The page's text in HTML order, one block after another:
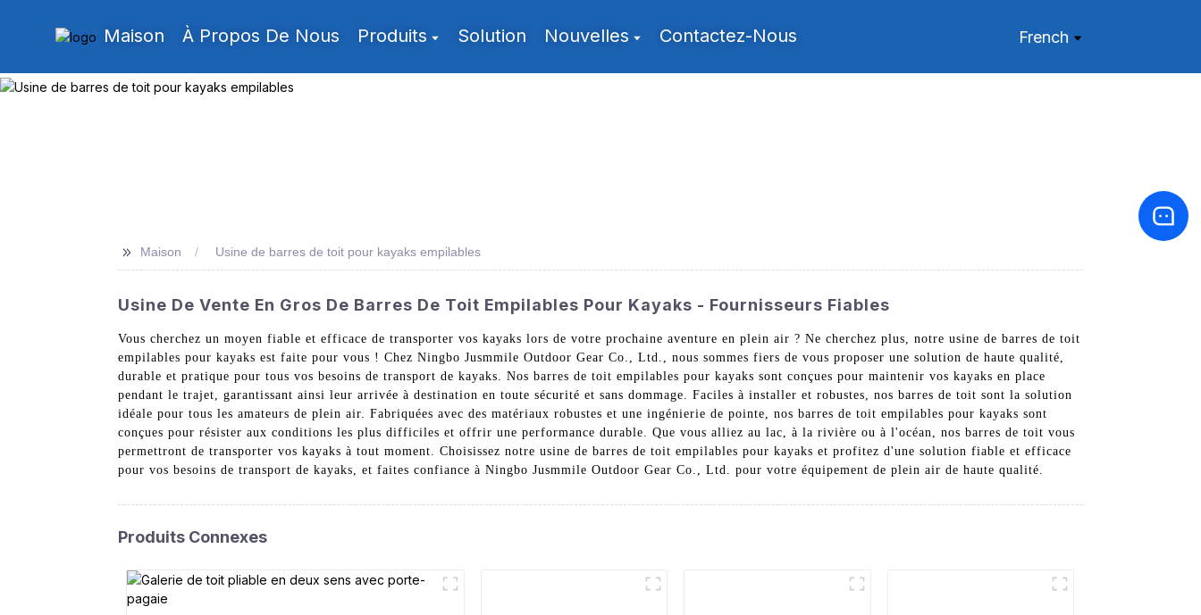
Maison À Propos De Nous Produits Solution Nouvelles Contactez-Nous French
>> Maison Usine de barres de toit pour kayaks empilables
Usine De Vente En Gros De Barres De Toit Empilables Pour Kayaks - Fournisseurs Fiables
Vous cherchez un moyen fiable et efficace de transporter vos kayaks lors de votre prochaine aventure en plein air ? Ne cherchez plus, notre usine de barres de toit
empilables pour kayaks est faite pour vous ! Chez Ningbo Jusmmile Outdoor Gear Co., Ltd., nous sommes fiers de vous proposer une solution de haute qualité,
durable et pratique pour tous vos besoins de transport de kayaks. Nos barres de toit empilables pour kayaks sont conçues pour maintenir vos kayaks en place
pendant le trajet, garantissant ainsi leur arrivée à destination en toute sécurité et sans dommage. Faciles à installer et robustes, nos barres de toit sont la solution
idéale pour tous les amateurs de plein air. Fabriquées avec des matériaux robustes et une ingénierie de pointe, nos barres de toit empilables pour kayaks sont
conçues pour résister aux conditions les plus difficiles et offrir une performance durable. Que vous alliez au lac, à la rivière ou à l'océan, nos barres de toit vous
permettront de transporter vos kayaks à tout moment. Choisissez notre usine de barres de toit empilables pour kayaks et profitez d'une solution fiable et efficace
pour vos besoins de transport de kayaks, et faites confiance à Ningbo Jusmmile Outdoor Gear Co., Ltd. pour votre équipement de plein air de haute qualité.
Produits Connexes